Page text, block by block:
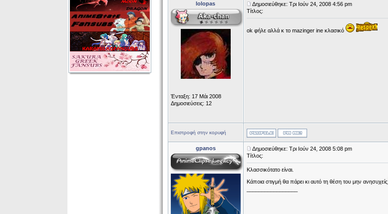
lolopas
Ένταξη: 17 Μάι 2008
Δημοσιεύσεις: 12
Δημοσιεύθηκε: Τρι Ιούν 24, 2008 4:56 pm
Τίτλος:
ok φήλε αλλά κ το mazinger ine κλασικό
Επιστροφή στην κορυφή
gpanos
Δημοσιεύθηκε: Τρι Ιούν 24, 2008 5:08 pm
Τίτλος:
Κλασσικότατο είναι.
Κάποια στιγμή θα πάρει κι αυτό τη θέση του μην ανησυχείς